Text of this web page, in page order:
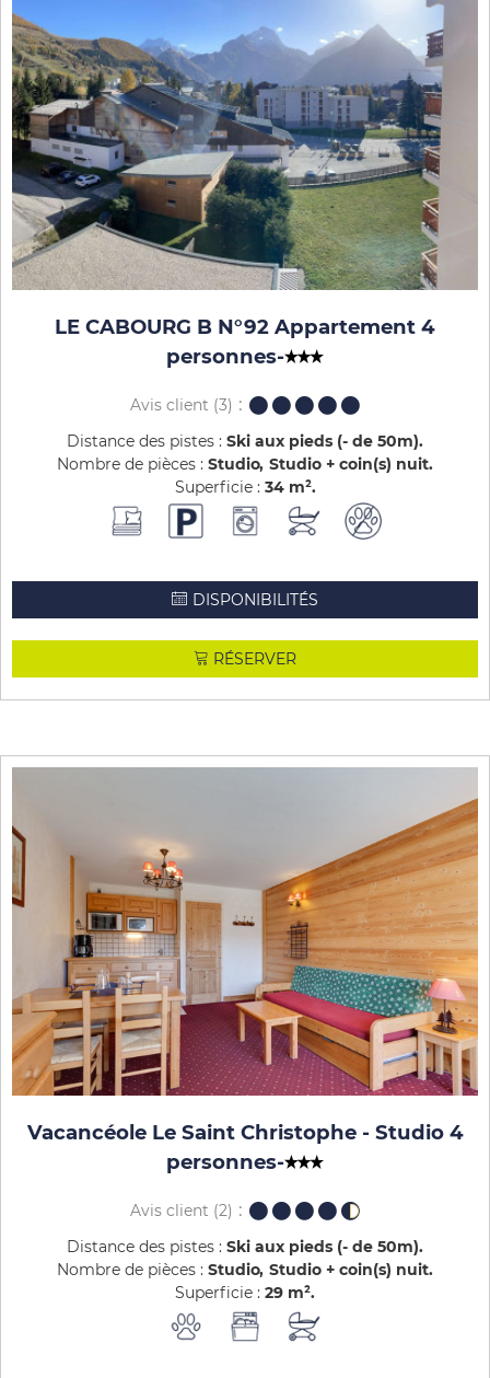
LE CABOURG B N°92 Appartement 4
personnes-
Avis client (3)
Distance des pistes : Ski aux pieds (- de 50m)
Nombre de pièces : Studio Studio + coin(s) nuit
Superficie : 34 m²
DISPONIBILITÉS
RÉSERVER
Vacancéole Le Saint Christophe - Studio 4
personnes-
Avis client (2)
Distance des pistes : Ski aux pieds (- de 50m)
Nombre de pièces : Studio Studio + coin(s) nuit
Superficie : 29 m²